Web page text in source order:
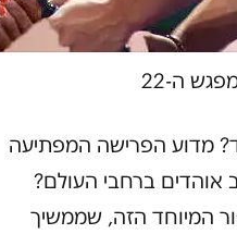
ה-22
מדוע הפרישה המפתיעה
ברחבי העולם?
המיוחד הזה, שממשיך